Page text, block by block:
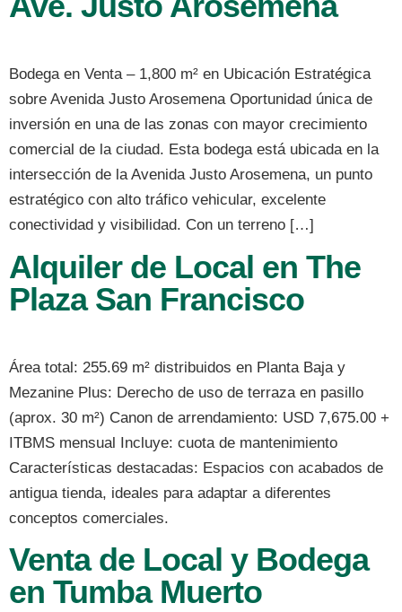
Bodega en Venta – 1,800 m² en Ubicación Estratégica
sobre Avenida Justo Arosemena Oportunidad única de
inversión en una de las zonas con mayor crecimiento
comercial de la ciudad. Esta bodega está ubicada en la
intersección de la Avenida Justo Arosemena, un punto
estratégico con alto tráfico vehicular, excelente
conectividad y visibilidad. Con un terreno […]
Alquiler de Local en The
Plaza San Francisco
Área total: 255.69 m² distribuidos en Planta Baja y
Mezanine Plus: Derecho de uso de terraza en pasillo
(aprox. 30 m²) Canon de arrendamiento: USD 7,675.00 +
ITBMS mensual Incluye: cuota de mantenimiento
Características destacadas: Espacios con acabados de
antigua tienda, ideales para adaptar a diferentes
conceptos comerciales.
Venta de Local y Bodega
en Tumba Muerto